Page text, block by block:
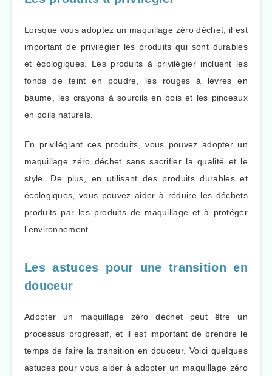
Lorsque vous adoptez un maquillage zéro déchet, il est
important de privilégier les produits qui sont durables
et écologiques. Les produits à privilégier incluent les
fonds de teint en poudre, les rouges à lèvres en
baume, les crayons à sourcils en bois et les pinceaux
en poils naturels.
En privilégiant ces produits, vous pouvez adopter un
maquillage zéro déchet sans sacrifier la qualité et le
style. De plus, en utilisant des produits durables et
écologiques, vous pouvez aider à réduire les déchets
produits par les produits de maquillage et à protéger
l’environnement.
Les astuces pour une transition en
douceur
Adopter un maquillage zéro déchet peut être un
processus progressif, et il est important de prendre le
temps de faire la transition en douceur. Voici quelques
astuces pour vous aider à adopter un maquillage zéro